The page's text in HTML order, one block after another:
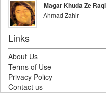
Magar Khuda Ze
Ahmad Zahir
Links
About Us
Terms of Use
Privacy Policy
Contact us